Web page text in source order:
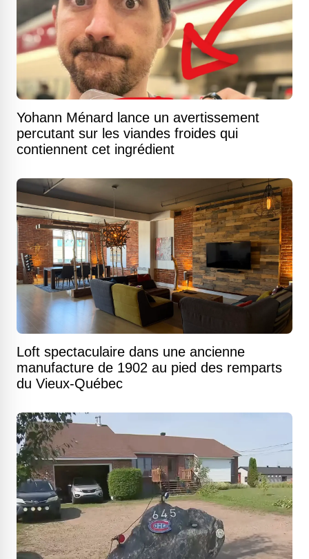
Yohann Ménard lance un avertissement
percutant sur les viandes froides qui
contiennent cet ingrédient
Loft spectaculaire dans une ancienne
manufacture de 1902 au pied des remparts
du Vieux-Québec